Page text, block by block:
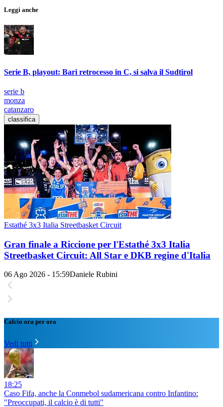
Leggi anche
Serie B, playout: Bari retrocesso in C, si salva il Sudtirol
serie b
monza
catanzaro
classifica
Estathé 3x3 Italia Streetbasket Circuit
Gran finale a Riccione per l'Estathé 3x3 Italia
Streetbasket Circuit: All Star e DKB regine d'Italia
06 Ago 2026 - 15:59Daniele Rubini
Calcio ora per ora
Vedi tutti
18:25
Caso Fifa, anche la Conmebol sudamericana contro Infantino:
"Preoccupati, il calcio è di tutti"